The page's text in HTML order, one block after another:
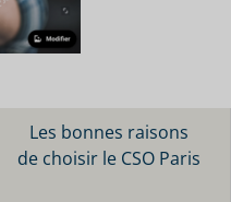
Les bonnes raisons
de choisir le CSO Paris